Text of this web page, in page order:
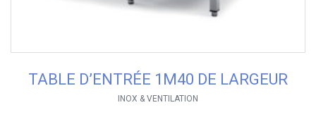
TABLE D’ENTRÉE 1M40 DE LARGEUR
INOX & VENTILATION